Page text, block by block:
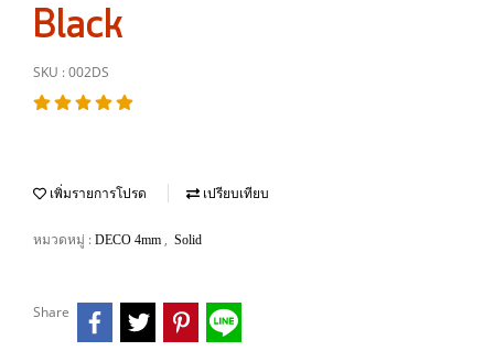
Black
SKU : 002DS
เพิ่มรายการโปรด เปรียบเทียบ
หมวดหมู่ : DECO 4mm , Solid
Share